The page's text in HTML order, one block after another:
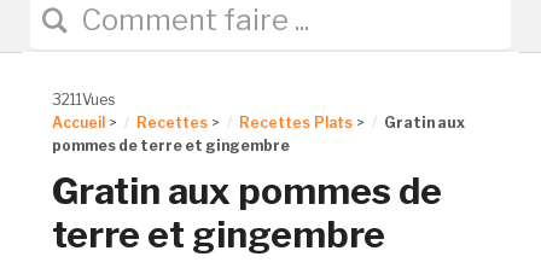
navigation
3211Vues
Accueil > Recettes > Recettes Plats >
Gratin aux
pommes de terre et gingembre
Gratin aux pommes de
terre et gingembre